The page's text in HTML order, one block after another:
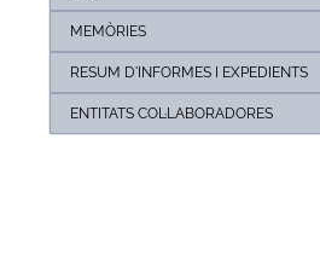
MEMÒRIES
RESUM D'INFORMES I EXPEDIENTS
ENTITATS COL·LABORADORES